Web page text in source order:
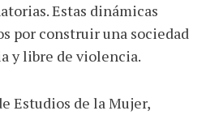
Estas dinámicas
por construir una sociedad
y libre de violencia.
Estudios de la Mujer,